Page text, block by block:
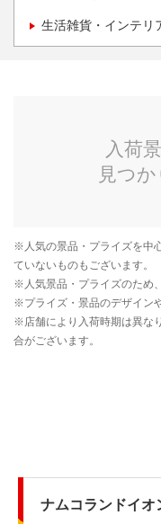
生活雑貨・インテリ
ナムコランドイオ